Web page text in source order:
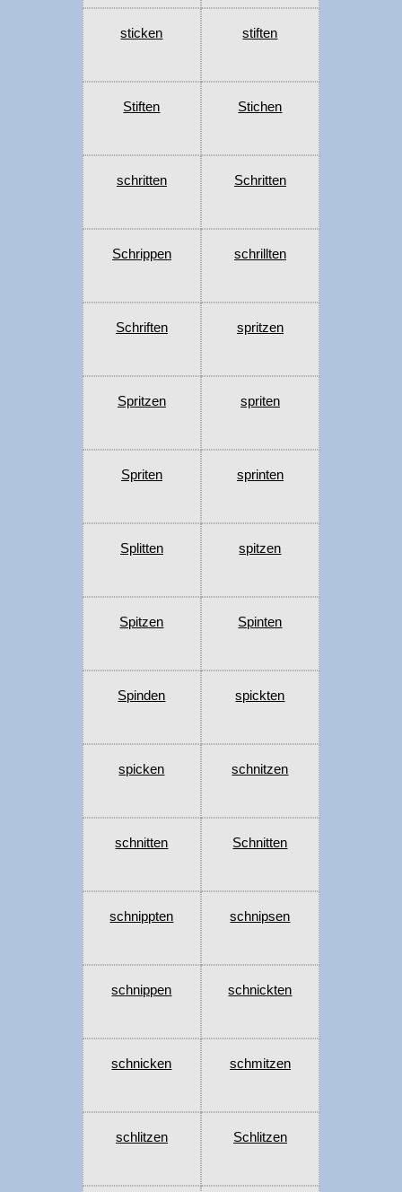
sticken stiften
Stiften Stichen
schritten Schritten
Schrippen schrillten
Schriften spritzen
Spritzen spriten
Spriten sprinten
Splitten spitzen
Spitzen Spinten
Spinden spickten
spicken schnitzen
schnitten Schnitten
schnippten schnipsen
schnippen schnickten
schnicken schmitzen
schlitzen Schlitzen